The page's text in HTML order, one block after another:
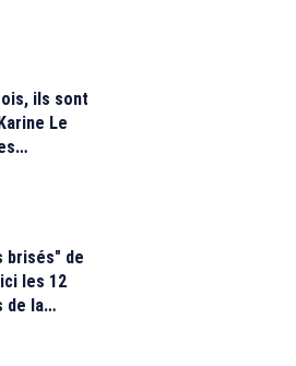
ils sont
Le
dating
brisés" de
les 12
de la